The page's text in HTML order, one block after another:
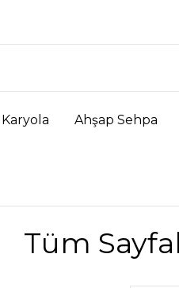
Ahşap Sehpa
Tüm